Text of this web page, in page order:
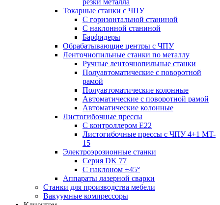
резки металла
Токарные станки с ЧПУ
С горизонтальной станиной
С наклонной станиной
Барфидеры
Обрабатывающие центры с ЧПУ
Ленточнопильные станки по металлу
Ручные ленточнопильные станки
Полуавтоматические с поворотной
рамой
Полуавтоматические колонные
Автоматические с поворотной рамой
Автоматические колонные
Листогибочные прессы
С контроллером E22
Листогибочные прессы с ЧПУ 4+1 MT-
15
Электроэрозионные станки
Серия DK 77
С наклоном ±45°
Аппараты лазерной сварки
Станки для производства мебели
Вакуумные компрессоры